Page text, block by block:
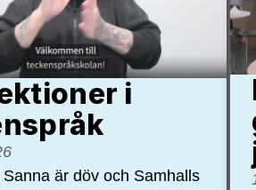
i
är döv och Samhalls